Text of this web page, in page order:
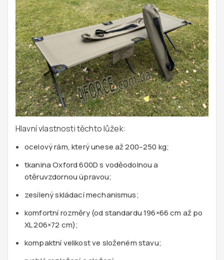
Hlavní vlastnosti těchto lůžek:
ocelový rám, který unese až 200–250 kg;
tkanina Oxford 600D s voděodolnou a
otěruvzdornou úpravou;
zesílený skládací mechanismus;
komfortní rozměry (od standardu 196×66 cm až po
XL 206×72 cm);
kompaktní velikost ve složeném stavu;